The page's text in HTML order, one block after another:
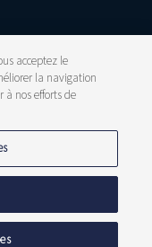
acceptez le
la navigation
à nos efforts de